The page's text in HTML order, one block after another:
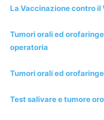
La Vaccinazione contro il
Tumori orali ed
operatoria
Tumori orali ed
Test salivare e tumore